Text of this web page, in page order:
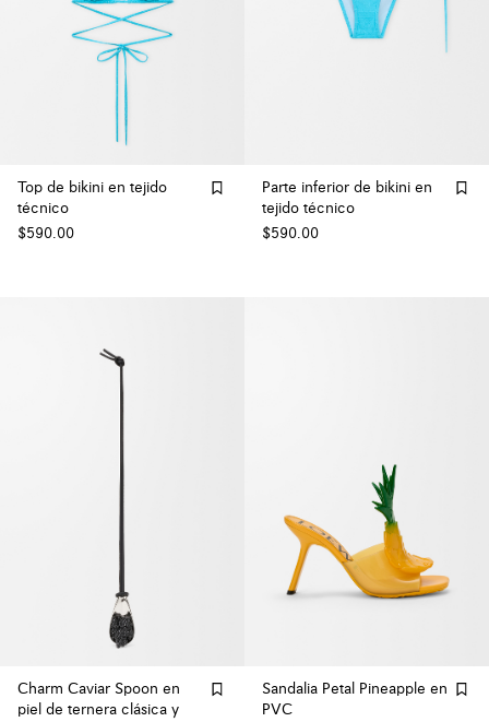
Top de bikini en tejido
técnico
$590.00
Parte inferior de bikini en
tejido técnico
$590.00
Charm Caviar Spoon en
piel de ternera clásica y
Sandalia Petal Pineapple en
PVC